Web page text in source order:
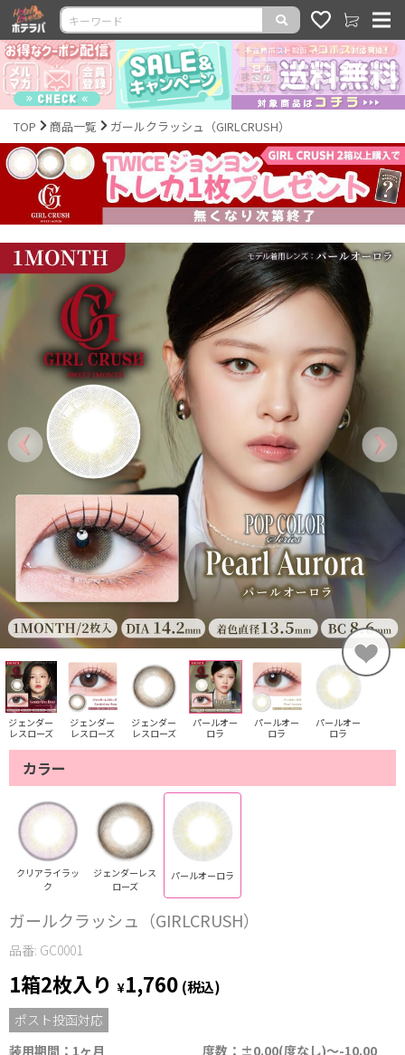
TOP 商品一覧 ガールクラッシュ（GIRLCRUSH）
ジェンダー
レスローズ
ジェンダー
レスローズ
ジェンダー
レスローズ
パールオー
ロラ
パールオー
ロラ
パールオー
ロラ
カラー
クリアライラッ
ク
ジェンダーレス
ローズ
パールオーロラ
ガールクラッシュ（GIRLCRUSH）
品番: GC0001
1箱2枚入り ¥1,760 (税込)
ポスト投函対応
装用期間：1ヶ月
度数：±0.00(度なし)～-10.00